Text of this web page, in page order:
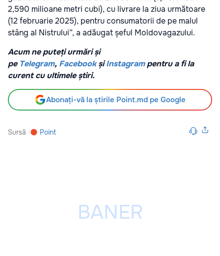
2,590 milioane metri cubi), cu livrare la ziua următoare
(12 februarie 2025), pentru consumatorii de pe malul
stâng al Nistrului”, a adăugat șeful Moldovagazului.
Acum ne puteți urmări și
pe Telegram, Facebook șiInstagrampentru a fi la
curent cu ultimele știri.
Abonați-vă la știrile Point.md pe Google
Sursă Point